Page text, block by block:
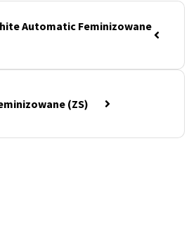
Automatic Feminizowane
(ZS)